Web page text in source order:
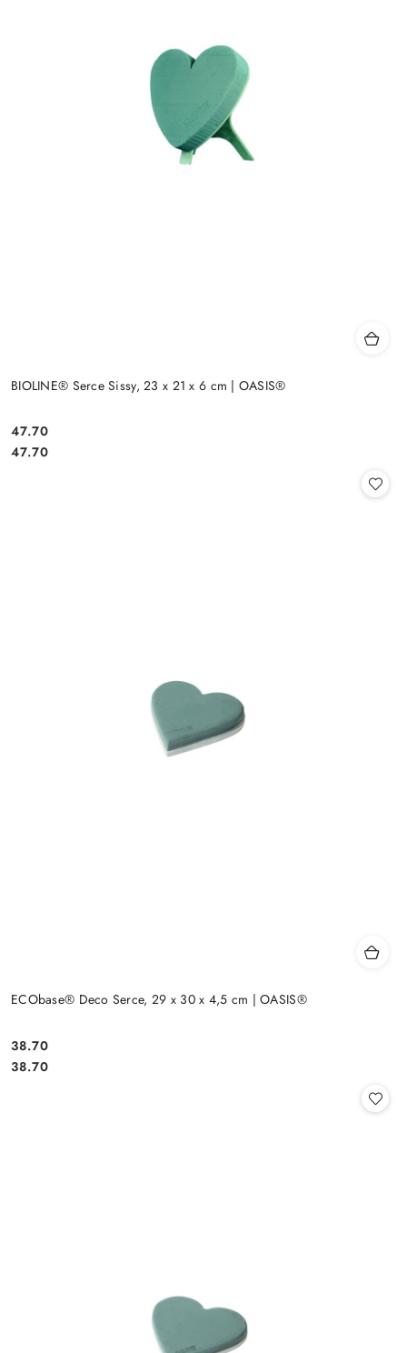
BIOLINE® Serce Sissy, 23 x 21 x 6 cm | OASIS®
Cena:
47.70
Cena:
47.70
ECObase® Deco Serce, 29 x 30 x 4,5 cm | OASIS®
Cena:
38.70
Cena:
38.70